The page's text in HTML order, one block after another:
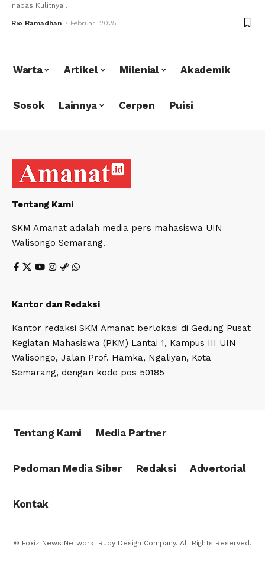
napas Kulitnya…
Rio Ramadhan 7 Februari 2025
Warta Artikel Milenial Akademik
Sosok Lainnya Cerpen Puisi
Tentang Kami
SKM Amanat adalah media pers mahasiswa UIN
Walisongo Semarang.
Kantor dan Redaksi
Kantor redaksi SKM Amanat berlokasi di Gedung Pusat
Kegiatan Mahasiswa (PKM) Lantai 1, Kampus III UIN
Walisongo, Jalan Prof. Hamka, Ngaliyan, Kota
Semarang, dengan kode pos 50185
Tentang Kami Media Partner
Pedoman Media Siber Redaksi Advertorial
Kontak
© Foxiz News Network. Ruby Design Company. All Rights Reserved.